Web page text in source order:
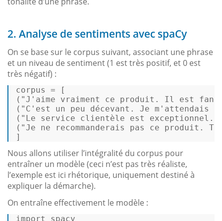
2. Analyse de sentiments avec spaCy
On se base sur le corpus suivant, associant une phrase
et un niveau de sentiment (1 est très positif, et 0 est
très négatif) :
corpus
= [
( "J'aime vraiment ce produit. Il est
( "C'est un peu décevant. Je m'attendais à
( "Le service clientèle est
( "Je ne recommanderais pas ce produit.
]
Nous allons utiliser l’intégralité du corpus pour
entraîner un modèle (ceci n’est pas très réaliste,
l’exemple est ici rhétorique, uniquement destiné à
expliquer la démarche).
On entraîne effectivement le modèle :
import